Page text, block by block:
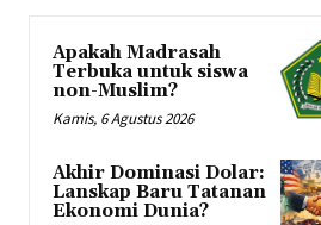
Apakah Madrasah
Terbuka untuk siswa
non-Muslim?
Kamis, 6 Agustus 2026
Akhir Dominasi Dolar:
Lanskap Baru Tatanan
Ekonomi Dunia?